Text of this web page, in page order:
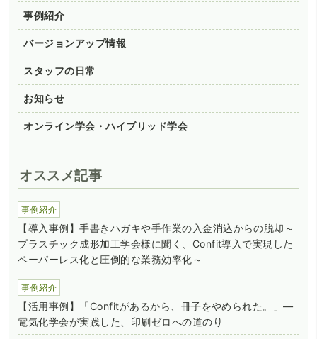
事例紹介
バージョンアップ情報
スタッフの日常
お知らせ
オンライン学会・ハイブリッド学会
オススメ記事
事例紹介
【導入事例】手書きハガキや手作業の入金消込からの脱却～
プラスチック成形加工学会様に聞く、Confit導入で実現した
ペーパーレス化と圧倒的な業務効率化～
事例紹介
【活用事例】「Confitがあるから、冊子をやめられた。」―
電気化学会が実践した、印刷ゼロへの道のり